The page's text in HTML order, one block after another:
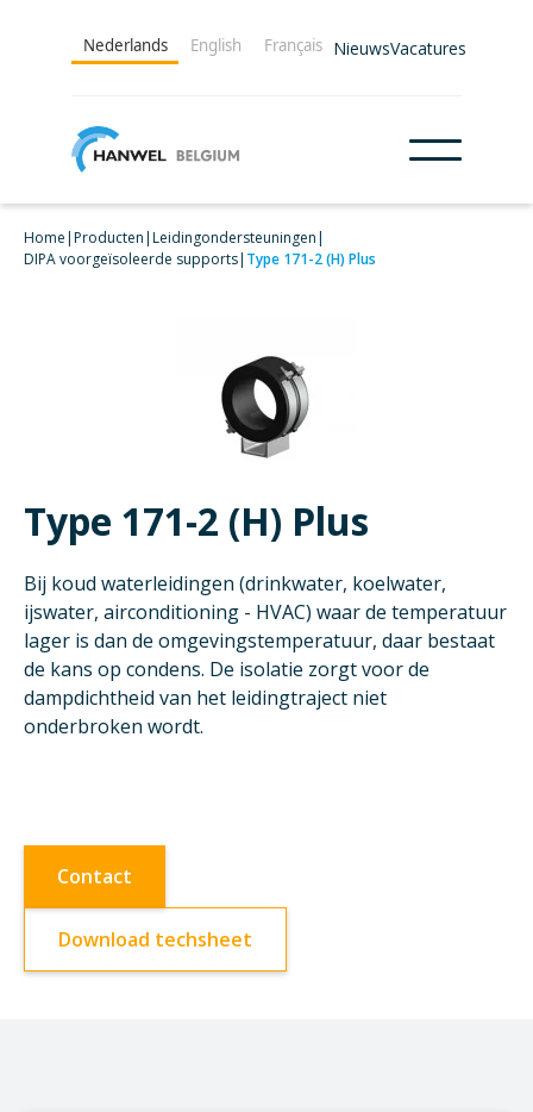
Nederlands English Français NieuwsVacatures
Home|Producten|Leidingondersteuningen|
DIPA voorgeïsoleerde supports| Type 171-2 (H) Plus
Type 171-2 (H) Plus
Bij koud waterleidingen (drinkwater, koelwater,
ijswater, airconditioning - HVAC) waar de temperatuur
lager is dan de omgevingstemperatuur, daar bestaat
de kans op condens. De isolatie zorgt voor de
dampdichtheid van het leidingtraject niet
onderbroken wordt.
Contact
Download techsheet